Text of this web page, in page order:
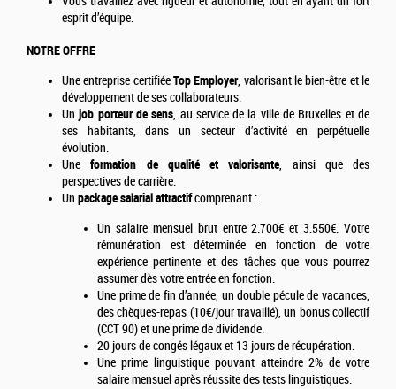
esprit d’équipe.
NOTRE OFFRE
Une entreprise certifiéeTop Employer, valorisant le bien-être et le
développement de ses collaborateurs.
Unjob porteur de sens, au service de la ville de Bruxelles et de
ses habitants, dans un secteur d’activité en perpétuelle
évolution.
Uneformation de qualité et valorisante, ainsi que des
perspectives de carrière.
Un package salarial attractifcomprenant :
Un salaire mensuel brut entre 2.700€ et 3.550€. Votre
rémunération est déterminée en fonction de votre
expérience pertinente et des tâches que vous pourrez
assumer dès votre entrée en fonction.
Une prime de fin d’année, un double pécule de vacances,
des chèques-repas (10€/jour travaillé), un bonus collectif
(CCT 90) et une prime de dividende.
20 jours de congés légaux et 13 jours de récupération.
Une prime linguistique pouvant atteindre 2% de votre
salaire mensuel après réussite des tests linguistiques.